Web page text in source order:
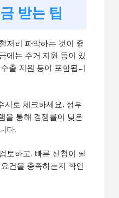
받는 팁
철저히 파악하는 것이 중
에는 주거 지원 등이 있
출 지원 등이 포함됩니
시로 체크하세요. 정부
을 통해 경쟁률이 낮은
다.
토하고, 빠른 신청이 필
건을 충족하는지 확인